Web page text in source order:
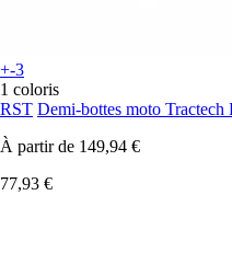
+-3
1 coloris
RST Demi-bottes moto
À partir de 149,94 €
77,93 €